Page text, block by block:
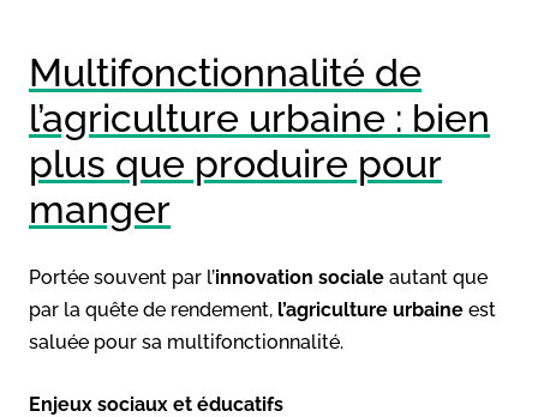
Multifonctionnalité de
l’agriculture urbaine : bien
plus que produire pour
manger
Portée souvent par l’innovation sociale autant que
par la quête de rendement, l’agriculture urbaine est
saluée pour sa multifonctionnalité.
Enjeux sociaux et éducatifs